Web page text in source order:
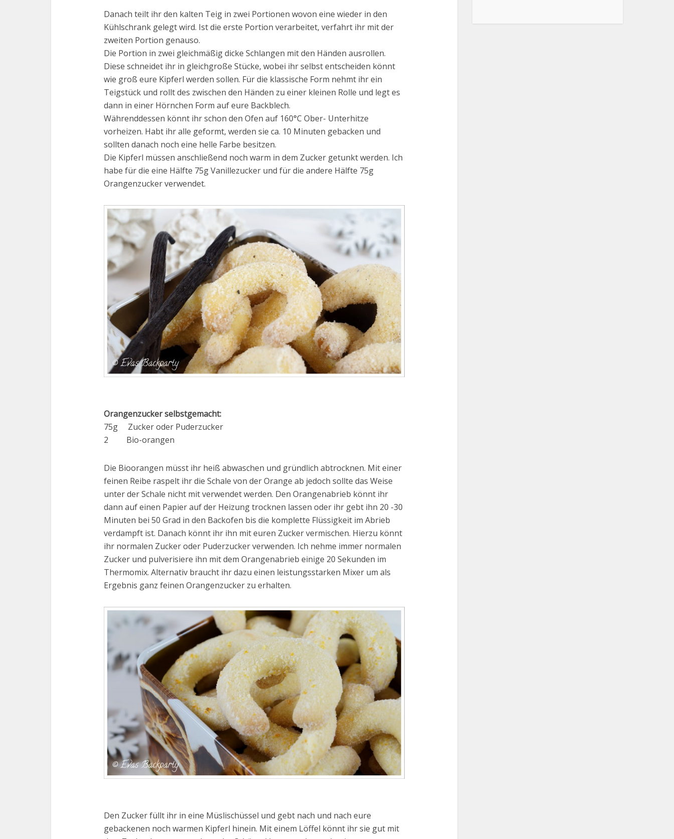
Danach teilt ihr den kalten Teig in zwei Portionen wovon eine wieder in den
Kühlschrank gelegt wird. Ist die erste Portion verarbeitet, verfahrt ihr mit der
zweiten Portion genauso.
Die Portion in zwei gleichmäßig dicke Schlangen mit den Händen ausrollen.
Diese schneidet ihr in gleichgroße Stücke, wobei ihr selbst entscheiden könnt
wie groß eure Kipferl werden sollen. Für die klassische Form nehmt ihr ein
Teigstück und rollt des zwischen den Händen zu einer kleinen Rolle und legt es
dann in einer Hörnchen Form auf eure Backblech.
Währenddessen könnt ihr schon den Ofen auf 160°C Ober- Unterhitze
vorheizen. Habt ihr alle geformt, werden sie ca. 10 Minuten gebacken und
sollten danach noch eine helle Farbe besitzen.
Die Kipferl müssen anschließend noch warm in dem Zucker getunkt werden. Ich
habe für die eine Hälfte 75g Vanillezucker und für die andere Hälfte 75g
Orangenzucker verwendet.
Orangenzucker selbstgemacht:
75g Zucker oder Puderzucker
2 Bio-orangen
Die Bioorangen müsst ihr heiß abwaschen und gründlich abtrocknen. Mit einer
feinen Reibe raspelt ihr die Schale von der Orange ab jedoch sollte das Weise
unter der Schale nicht mit verwendet werden. Den Orangenabrieb könnt ihr
dann auf einen Papier auf der Heizung trocknen lassen oder ihr gebt ihn 20 -30
Minuten bei 50 Grad in den Backofen bis die komplette Flüssigkeit im Abrieb
verdampft ist. Danach könnt ihr ihn mit euren Zucker vermischen. Hierzu könnt
ihr normalen Zucker oder Puderzucker verwenden. Ich nehme immer normalen
Zucker und pulverisiere ihn mit dem Orangenabrieb einige 20 Sekunden im
Thermomix. Alternativ braucht ihr dazu einen leistungsstarken Mixer um als
Ergebnis ganz feinen Orangenzucker zu erhalten.
Den Zucker füllt ihr in eine Müslischüssel und gebt nach und nach eure
gebackenen noch warmen Kipferl hinein. Mit einem Löffel könnt ihr sie gut mit